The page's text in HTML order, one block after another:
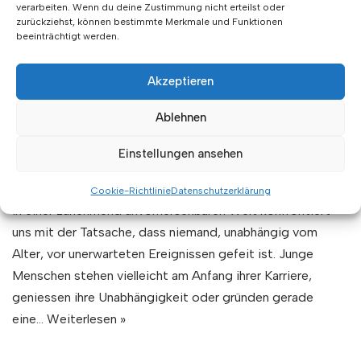
verarbeiten. Wenn du deine Zustimmung nicht erteilst oder
zurückziehst, können bestimmte Merkmale und Funktionen
beeinträchtigt werden.
Akzeptieren
Ablehnen
Einstellungen ansehen
Cookie-RichtlinieDatenschutzerklärung
Die Bedeutung eines
Vorsorgeauftrags für jüngere
Menschen
für ältere Menschen angesehen werden. Doch die Realität
uns mit der Tatsache, dass niemand, unabhängig vom
Alter, vor unerwarteten Ereignissen gefeit ist. Junge
Menschen stehen vielleicht am Anfang ihrer Karriere,
geniessen ihre Unabhängigkeit oder gründen gerade
eine… Weiterlesen »